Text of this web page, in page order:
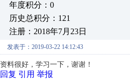
年度积分：0
历史总积分：121
注册：2018年7月23日
发表于：2019-03-22 14:12:43
资料很好，学习一下，谢谢！
回复 引用 举报